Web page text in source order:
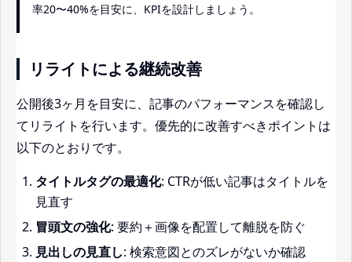
率20〜40%を目安に、KPIを設計しましょう。
リライトによる継続改善
公開後3ヶ月を目安に、記事のパフォーマンスを確認し
てリライトを行います。優先的に改善すべきポイントは
以下のとおりです。
タイトルタグの最適化: CTRが低い記事はタイトルを
見直す
冒頭文の強化: 要約＋画像を配置して離脱を防ぐ
見出しの見直し: 検索意図とのズレがないか確認